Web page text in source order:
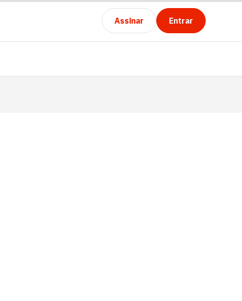
Assinar Entrar